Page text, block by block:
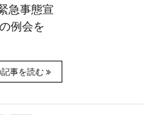
急事態宣
例会を
事を読む